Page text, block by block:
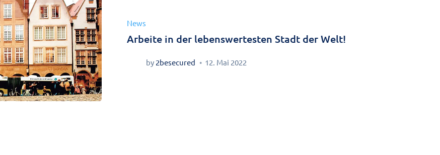
News
Arbeite in der lebenswertesten Stadt der Welt!
by 2besecured 12. Mai 2022